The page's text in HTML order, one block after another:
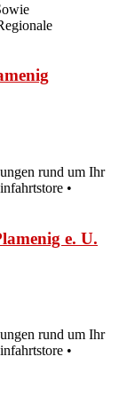
rund um Ihr
•
e. U.
rund um Ihr
•